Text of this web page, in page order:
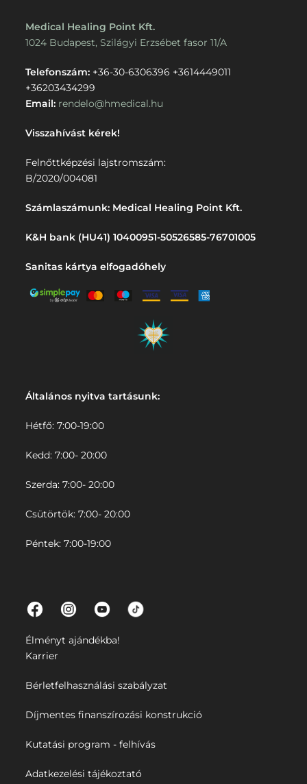
Medical Healing Point Kft.
1024 Budapest, Szilágyi Erzsébet fasor 11/A
Telefonszám: +36-30-6306396 +3614449011
+36203434299
Email: rendelo@hmedical.hu
Visszahívást kérek!
Felnőttképzési lajstromszám:
B/2020/004081
Számlaszámunk: Medical Healing Point Kft.
K&H bank (HU41) 10400951-50526585-76701005
Sanitas kártya elfogadóhely
Általános nyitva tartásunk:
Hétfő: 7:00-19:00
Kedd: 7:00- 20:00
Szerda: 7:00- 20:00
Csütörtök: 7:00- 20:00
Péntek: 7:00-19:00
Élményt ajándékba!
Karrier
Bérletfelhasználási szabályzat
Díjmentes finanszírozási konstrukció
Kutatási program - felhívás
Adatkezelési tájékoztató